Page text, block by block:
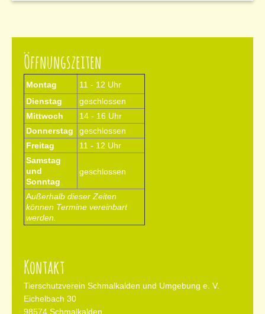
Öffnungszeiten
Montag
11 - 12 Uhr
Dienstag
geschlossen
Mittwoch
14 - 16 Uhr
Donnerstag
geschlossen
Freitag
11 - 12 Uhr
Samstag
und
Sonntag
geschlossen
Außerhalb dieser Zeiten
können Termine vereinbart
werden.
Kontakt
Tierschutzverein Schmalkalden und Umgebung e. V.
Eichelbach 30
98574 Schmalkalden